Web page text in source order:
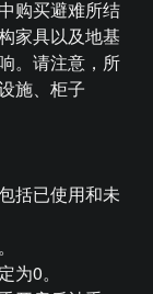
购买避难所结
家具以及地基
。请注意，所
施、柜子
括已使用和未
0。